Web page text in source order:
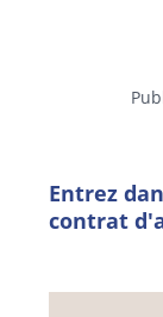
Entrez
contrat